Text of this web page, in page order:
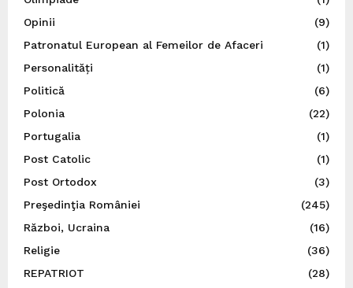
Opinii
(9)
Patronatul European al Femeilor de Afaceri
(1)
Personalități
(1)
Politică
(6)
Polonia
(22)
Portugalia
(1)
Post Catolic
(1)
Post Ortodox
(3)
Preşedinţia României
(245)
Război, Ucraina
(16)
Religie
(36)
REPATRIOT
(28)